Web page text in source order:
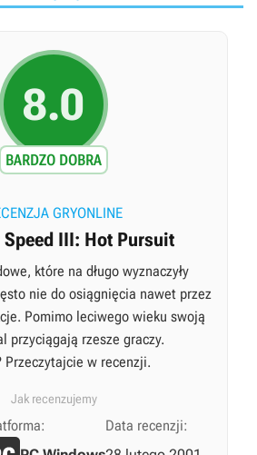
8.0
BARDZO DOBRA
GRYONLINE
Speed III: Hot Pursuit
które na długo wyznaczyły
nie do osiągnięcia nawet przez
Pomimo leciwego wieku swoją
przyciągają rzesze graczy.
Przeczytajcie w recenzji.
Jak recenzujemy
Data recenzji: